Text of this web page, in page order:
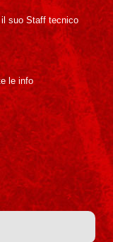
suo Staff tecnico
le info